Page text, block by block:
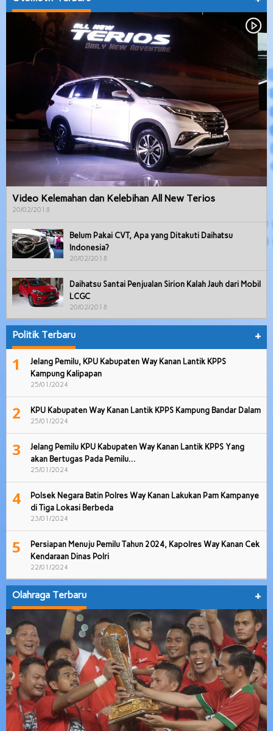
Video Kelemahan dan Kelebihan All New Terios
20/02/2018
Belum Pakai CVT, Apa yang Ditakuti Daihatsu
Indonesia?
20/02/2018
Daihatsu Santai Penjualan Sirion Kalah Jauh dari Mobil
LCGC
20/02/2018
Politik Terbaru +
1
Jelang Pemilu, KPU Kabupaten Way Kanan Lantik KPPS
Kampung Kalipapan
25/01/2024
2 KPU Kabupaten Way Kanan Lantik KPPS Kampung Bandar Dalam
25/01/2024
3
Jelang Pemilu KPU Kabupaten Way Kanan Lantik KPPS Yang
akan Bertugas Pada Pemilu…
25/01/2024
4
Polsek Negara Batin Polres Way Kanan Lakukan Pam Kampanye
di Tiga Lokasi Berbeda
23/01/2024
5
Persiapan Menuju Pemilu Tahun 2024, Kapolres Way Kanan Cek
Kendaraan Dinas Polri
22/01/2024
Olahraga Terbaru +